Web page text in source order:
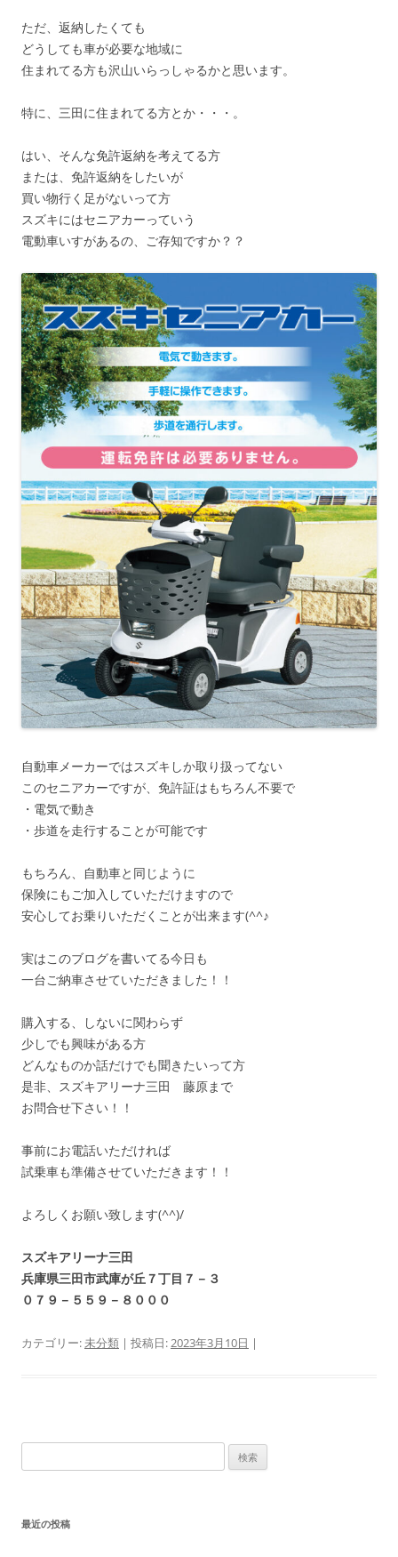
ただ、返納したくても
どうしても車が必要な地域に
住まれてる方も沢山いらっしゃるかと思います。
特に、三田に住まれてる方とか・・・。
はい、そんな免許返納を考えてる方
または、免許返納をしたいが
買い物行く足がないって方
スズキにはセニアカーっていう
電動車いすがあるの、ご存知ですか？？
自動車メーカーではスズキしか取り扱ってない
このセニアカーですが、免許証はもちろん不要で
・電気で動き
・歩道を走行することが可能です
もちろん、自動車と同じように
保険にもご加入していただけますので
安心してお乗りいただくことが出来ます(^^♪
実はこのブログを書いてる今日も
一台ご納車させていただきました！！
購入する、しないに関わらず
少しでも興味がある方
どんなものか話だけでも聞きたいって方
是非、スズキアリーナ三田 藤原まで
お問合せ下さい！！
事前にお電話いただければ
試乗車も準備させていただきます！！
よろしくお願い致します(^^)/
スズキアリーナ三田
兵庫県三田市武庫が丘７丁目７－３
０７９－５５９－８０００
カテゴリー:未分類 | 投稿日:2023年3月10日 |
索:
最近の投稿